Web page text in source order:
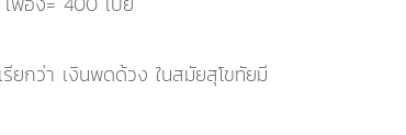
ยกว่า เงินพดด้วง ในสมัยสุโขทัยมี